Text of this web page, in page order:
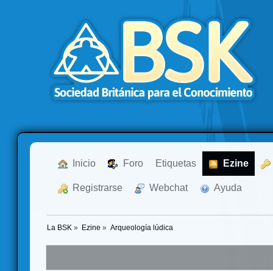
Inicio Foro Etiquetas Ezine
Registrarse Webchat Ayuda
La BSK » Ezine » Arqueología lúdica